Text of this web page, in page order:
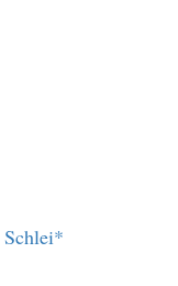
Schlei*